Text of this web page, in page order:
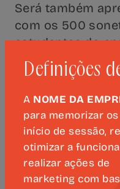
Será também
com os 500
estudantes do
resultado de
criativa do
A sessão
Torres, dos
e Filipa Araújo,
Comissão
Comemorações
Definições
A NOME DA
para memorizar
início de sessão,
otimizar a
realizar ações de
marketing com